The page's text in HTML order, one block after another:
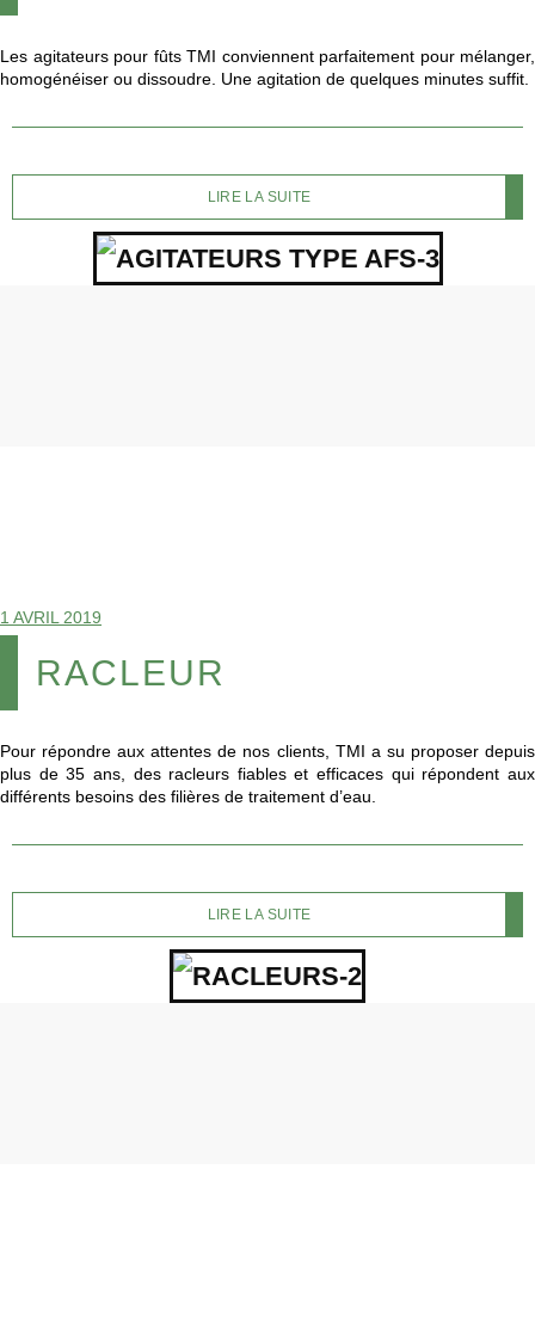
Les agitateurs pour fûts TMI conviennent parfaitement pour mélanger,
homogénéiser ou dissoudre. Une agitation de quelques minutes suffit.
LIRE LA SUITE
1 AVRIL 2019
RACLEUR
Pour répondre aux attentes de nos clients, TMI a su proposer depuis
plus de 35 ans, des racleurs fiables et efficaces qui répondent aux
différents besoins des filières de traitement d’eau.
LIRE LA SUITE